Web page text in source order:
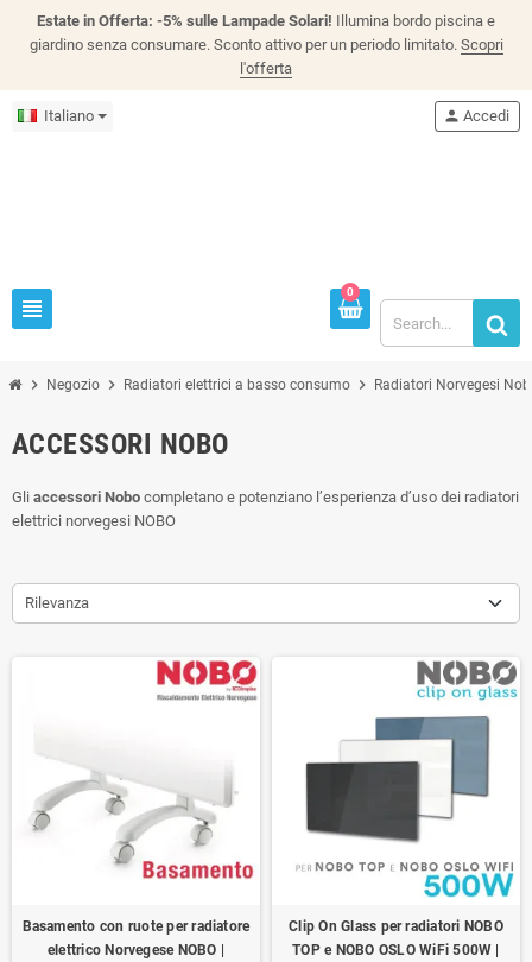
Estate in Offerta: -5% sulle Lampade Solari! Illumina bordo piscina e
giardino senza consumare. Sconto attivo per un periodo limitato. Scopri
l'offerta
Italiano
view_headline
person Accedi
0
chevron_right Negozio chevron_right Radiatori elettrici a basso consumo chevron_right Radiatori Norvegesi
ACCESSORI NOBO
Gli accessori Nobo completano e potenziano l’esperienza d’uso dei radiatori
elettrici norvegesi NOBO
Rilevanza
Basamento con ruote per radiatore
elettrico Norvegese NOBO |
Clip On Glass per radiatori NOBO
TOP e NOBO OSLO WiFi 500W |